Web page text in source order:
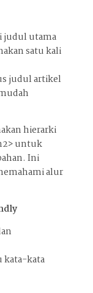
judul utama
satu kali
judul artikel
hierarki
untuk
Ini
alur
kata-kata